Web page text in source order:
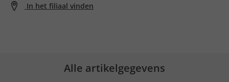
In het filiaal vinden
Alle artikelgegevens